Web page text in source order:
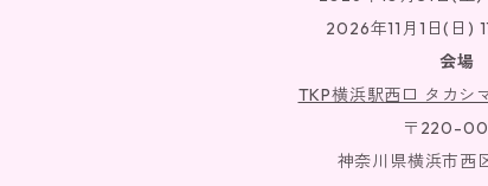
2026年11月1日(日)
会場
TKP横浜駅西口 タカシ
〒220-
神奈川県横浜市西